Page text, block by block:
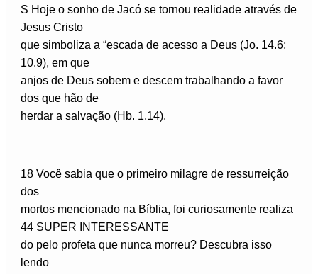
S Hoje o sonho de Jacó se tornou realidade através de
Jesus Cristo
que simboliza a “escada de acesso a Deus (Jo. 14.6;
10.9), em que
anjos de Deus sobem e descem trabalhando a favor
dos que hão de
herdar a salvação (Hb. 1.14).
18 Você sabia que o primeiro milagre de ressurreição
dos
mortos mencionado na Bíblia, foi curiosamente realiza­
44 SUPER INTERESSANTE
do pelo profeta que nunca morreu? Descubra isso
lendo